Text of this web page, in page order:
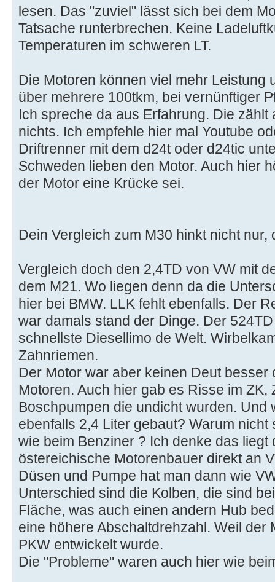
lesen. Das "zuviel" lässt sich bei dem
Tatsache runterbrechen. Keine
Temperaturen im schweren LT.
Die Motoren können viel mehr Leistung
über mehrere 100tkm, bei vernünftiger
Ich spreche da aus Erfahrung. Die
nichts. Ich empfehle hier mal Youtube
Driftrenner mit dem d24t oder d24tic
Schweden lieben den Motor. Auch hier
der Motor eine Krücke sei.
Dein Vergleich zum M30 hinkt nicht nur,
Vergleich doch den 2,4TD von VW mit
dem M21. Wo liegen denn da die
hier bei BMW. LLK fehlt ebenfalls. Der
war damals stand der Dinge. Der
schnellste Diesellimo de Welt.
Zahnriemen.
Der Motor war aber keinen Deut
Motoren. Auch hier gab es Risse im ZK,
Boschpumpen die undicht wurden. Und
ebenfalls 2,4 Liter gebaut? Warum nicht
wie beim Benziner ? Ich denke das liegt
östereichische Motorenbauer direkt an
Düsen und Pumpe hat man dann wie
Unterschied sind die Kolben, die sind
Fläche, was auch einen andern Hub
eine höhere Abschaltdrehzahl. Weil der
PKW entwickelt wurde.
Die "Probleme" waren auch hier wie